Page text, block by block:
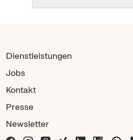
Dienstleistungen
Jobs
Kontakt
Presse
Newsletter